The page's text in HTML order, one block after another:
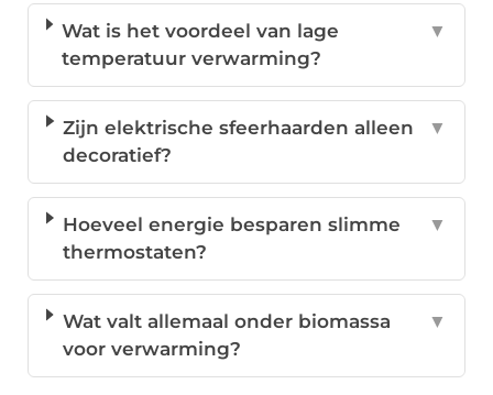
Wat is het voordeel van lage
temperatuur verwarming?
▼
Zijn elektrische sfeerhaarden alleen
decoratief?
▼
Hoeveel energie besparen slimme
thermostaten?
▼
Wat valt allemaal onder biomassa
voor verwarming?
▼